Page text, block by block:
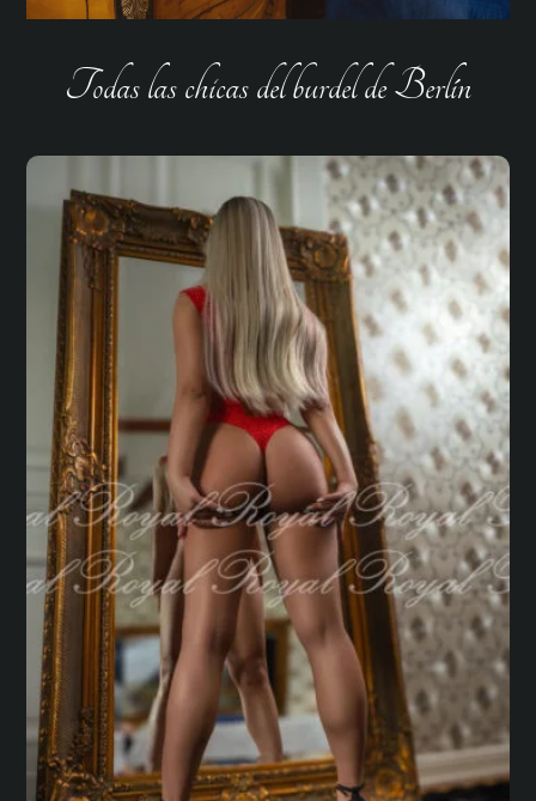
Todas las chicas del burdel de Berlín